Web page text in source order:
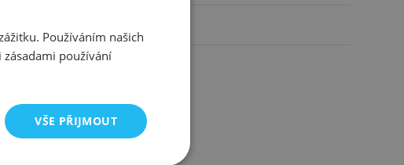
Používáním našich
používání
VŠE PŘIJMOUT